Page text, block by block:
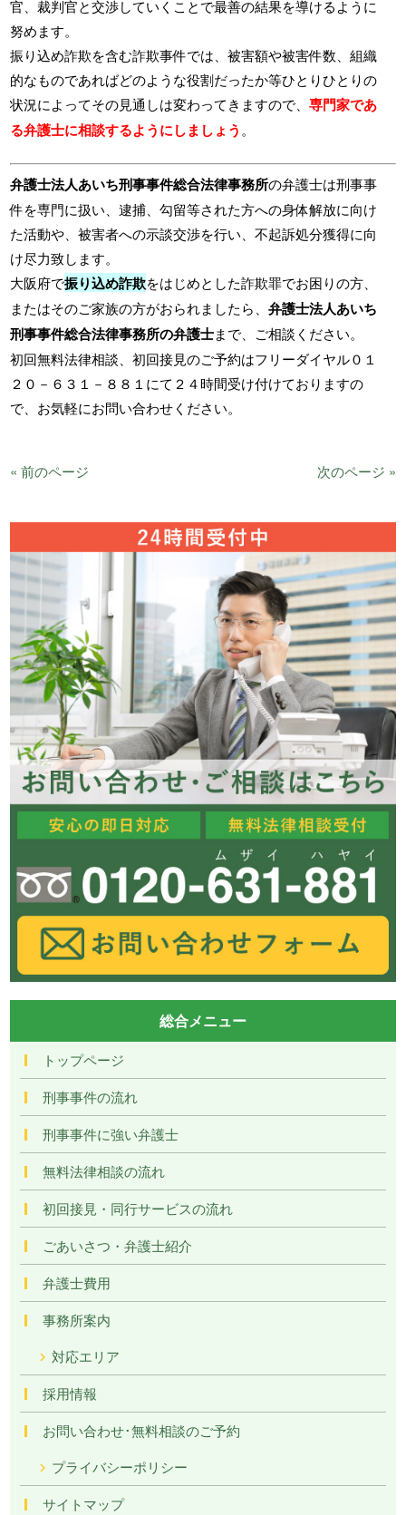
官、裁判官と交渉していくことで最善の結果を導けるように
努めます。
振り込め詐欺を含む詐欺事件では、被害額や被害件数、組織
的なものであればどのような役割だったか等ひとりひとりの
状況によってその見通しは変わってきますので、専門家であ
る弁護士に相談するようにしましょう 。
弁護士法人あいち刑事事件総合法律事務所の弁護士は刑事事
件を専門に扱い、逮捕、勾留等された方への身体解放に向け
た活動や、被害者への示談交渉を行い、不起訴処分獲得に向
け尽力致します。
大阪府で振り込め詐欺をはじめとした詐欺罪でお困りの方、
またはそのご家族の方がおられましたら、弁護士法人あいち
刑事事件総合法律事務所の弁護士まで、ご相談ください。
初回無料法律相談、初回接見のご予約はフリーダイヤル０１
２０－６３１－８８１にて２４時間受け付けておりますの
で、お気軽にお問い合わせください。
« 前のページ 次のページ »
総合メニュー
トップページ
刑事事件の流れ
刑事事件に強い弁護士
無料法律相談の流れ
初回接見・同行サービスの流れ
ごあいさつ・弁護士紹介
弁護士費用
事務所案内
対応エリア
採用情報
お問い合わせ･無料相談のご予約
プライバシーポリシー
サイトマップ